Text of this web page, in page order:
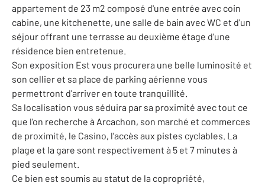
appartement de 23 m2 composé d'une entrée avec coin
cabine, une kitchenette, une salle de bain avec WC et d'un
séjour offrant une terrasse au deuxième étage d'une
résidence bien entretenue.
Son exposition Est vous procurera une belle luminosité et
son cellier et sa place de parking aérienne vous
permettront d'arriver en toute tranquillité.
Sa localisation vous séduira par sa proximité avec tout ce
que l'on recherche à Arcachon, son marché et commerces
de proximité, le Casino, l'accès aux pistes cyclables. La
plage et la gare sont respectivement à 5 et 7 minutes à
pied seulement.
Ce bien est soumis au statut de la copropriété,